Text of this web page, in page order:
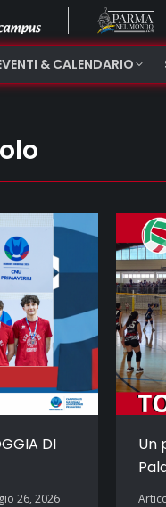
& CALENDARIO
DI
26, 2026
Un